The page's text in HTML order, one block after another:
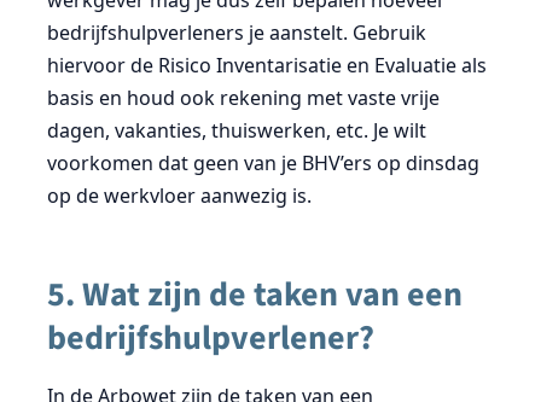
bedrijfshulpverleners je aanstelt. Gebruik
hiervoor de Risico Inventarisatie en Evaluatie als
basis en houd ook rekening met vaste vrije
dagen, vakanties, thuiswerken, etc. Je wilt
voorkomen dat geen van je BHV’ers op dinsdag
op de werkvloer aanwezig is.
5. Wat zijn de taken van een
bedrijfshulpverlener?
In de Arbowet zijn de taken van een